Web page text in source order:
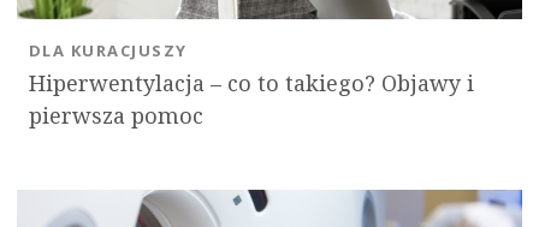
Hiperwentylacja – co to takiego? Objawy i
pierwsza pomoc
DLA KURACJUSZY